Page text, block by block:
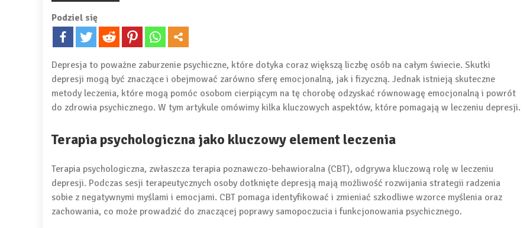
Podziel się
Depresja to poważne zaburzenie psychiczne, które dotyka coraz większą liczbę osób na całym świecie. Skutki
depresji mogą być znaczące i obejmować zarówno sferę emocjonalną, jak i fizyczną. Jednak istnieją skuteczne
metody leczenia, które mogą pomóc osobom cierpiącym na tę chorobę odzyskać równowagę emocjonalną i powrót
do zdrowia psychicznego. W tym artykule omówimy kilka kluczowych aspektów, które pomagają w leczeniu depresji.
Terapia psychologiczna jako kluczowy element leczenia
Terapia psychologiczna, zwłaszcza terapia poznawczo-behawioralna (CBT), odgrywa kluczową rolę w leczeniu
depresji. Podczas sesji terapeutycznych osoby dotknięte depresją mają możliwość rozwijania strategii radzenia
sobie z negatywnymi myślami i emocjami. CBT pomaga identyfikować i zmieniać szkodliwe wzorce myślenia oraz
zachowania, co może prowadzić do znaczącej poprawy samopoczucia i funkcjonowania psychicznego.